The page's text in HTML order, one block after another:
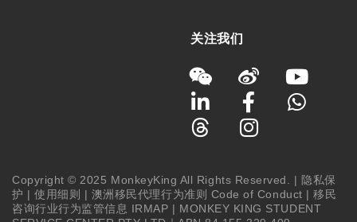
关注我们
Copyright © 2025 MonkeyKing All Rights Reserved. | 隐私保
护 |使用细则 | 澳洲移民代理行为准则 Code of Conduct |移民
咨询行业行为监管信息 IRMAP | MONKEY KING STUDENT